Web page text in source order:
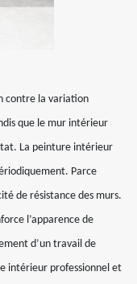
contre la variation
que le mur intérieur
La peinture intérieur
Parce
de résistance des murs.
l’apparence de
d’un travail de
intérieur professionnel et